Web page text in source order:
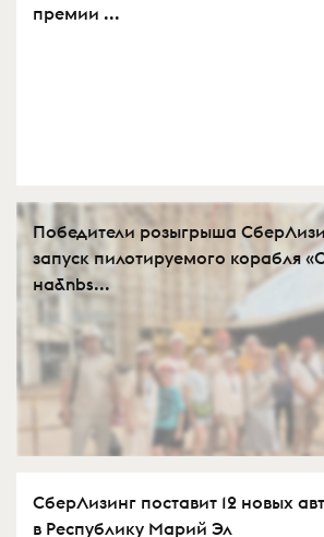
премии ...
Победители розыгрыша
запуск пилотируемого корабля
на&nbs...
СберЛизинг поставит 12 новых
в Республику Марий Эл